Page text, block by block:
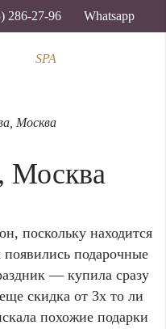
286-27-96 Whatsapp
SPA
Москва
Москва
поскольку находится
подарочные
— купила сразу
скидка от 3х то ли
похожие подарки